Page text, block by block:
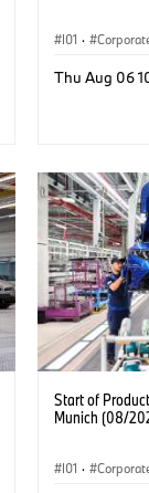
I01 ·
Thu Aug 06
Start of
Munich (08/
I01 ·